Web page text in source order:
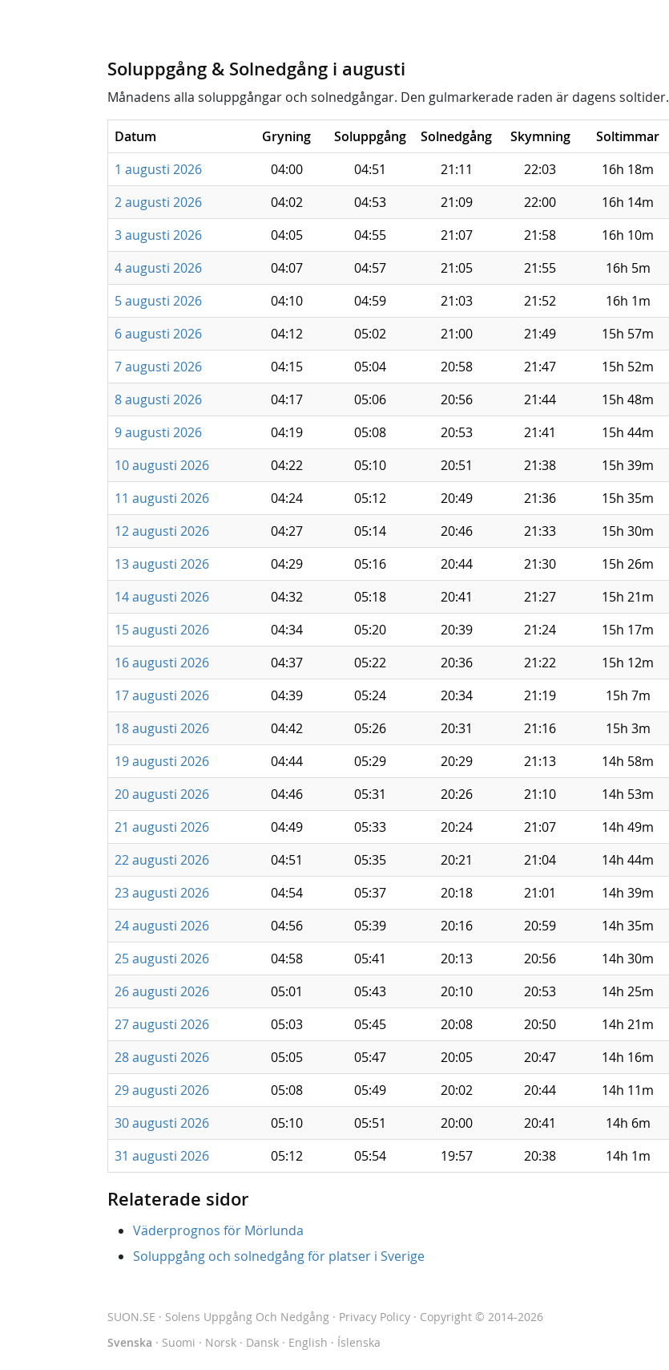
Soluppgång & Solnedgång i augusti
Månadens alla soluppgångar och solnedgångar. Den gulmarkerade raden är dagens soltider.
Datum Gryning Soluppgång Solnedgång Skymning
Soltimmar
1 augusti 2026
04:00 04:51 21:11 22:03
16h 18m
2 augusti 2026
04:02 04:53 21:09 22:00
16h 14m
3 augusti 2026
04:05 04:55 21:07 21:58
16h 10m
4 augusti 2026
04:07 04:57 21:05 21:55
16h 5m
5 augusti 2026
04:10 04:59 21:03 21:52
16h 1m
6 augusti 2026
04:12 05:02 21:00 21:49
15h 57m
7 augusti 2026
04:15 05:04 20:58 21:47
15h 52m
8 augusti 2026
04:17 05:06 20:56 21:44
15h 48m
9 augusti 2026
04:19 05:08 20:53 21:41
15h 44m
10 augusti 2026
04:22 05:10 20:51 21:38
15h 39m
11 augusti 2026
04:24 05:12 20:49 21:36
15h 35m
12 augusti 2026
04:27 05:14 20:46 21:33
15h 30m
13 augusti 2026
04:29 05:16 20:44 21:30
15h 26m
14 augusti 2026
04:32 05:18 20:41 21:27
15h 21m
15 augusti 2026
04:34 05:20 20:39 21:24
15h 17m
16 augusti 2026
04:37 05:22 20:36 21:22
15h 12m
17 augusti 2026
04:39 05:24 20:34 21:19
15h 7m
18 augusti 2026
04:42 05:26 20:31 21:16
15h 3m
19 augusti 2026
04:44 05:29 20:29 21:13
14h 58m
20 augusti 2026
04:46 05:31 20:26 21:10
14h 53m
21 augusti 2026
04:49 05:33 20:24 21:07
14h 49m
22 augusti 2026
04:51 05:35 20:21 21:04
14h 44m
23 augusti 2026
04:54 05:37 20:18 21:01
14h 39m
24 augusti 2026
04:56 05:39 20:16 20:59
14h 35m
25 augusti 2026
04:58 05:41 20:13 20:56
14h 30m
26 augusti 2026
05:01 05:43 20:10 20:53
14h 25m
27 augusti 2026
05:03 05:45 20:08 20:50
14h 21m
28 augusti 2026
05:05 05:47 20:05 20:47
14h 16m
29 augusti 2026
05:08 05:49 20:02 20:44
14h 11m
30 augusti 2026
05:10 05:51 20:00 20:41
14h 6m
31 augusti 2026
05:12 05:54 19:57 20:38 14h 1m
Relaterade sidor
Väderprognos för Mörlunda
Soluppgång och solnedgång för platser i Sverige
SUON.SE · Solens Uppgång Och Nedgång · Privacy Policy · Copyright © 2014-2026
Svenska · Suomi · Norsk · Dansk · English · Íslenska